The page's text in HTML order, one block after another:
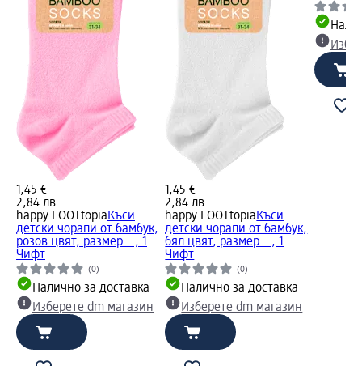
1,45 €
2,84 лв.
happy FOOTtopiaКъси
детски чорапи от бамбук,
розов цвят, размер..., 1
Чифт
(0)
Налично за доставка
Изберете dm магазин
1,45 €
2,84 лв.
happy FOOTtopiaКъси
детски чорапи от бамбук,
бял цвят, размер..., 1
Чифт
(0)
Налично за доставка
Изберете dm магазин